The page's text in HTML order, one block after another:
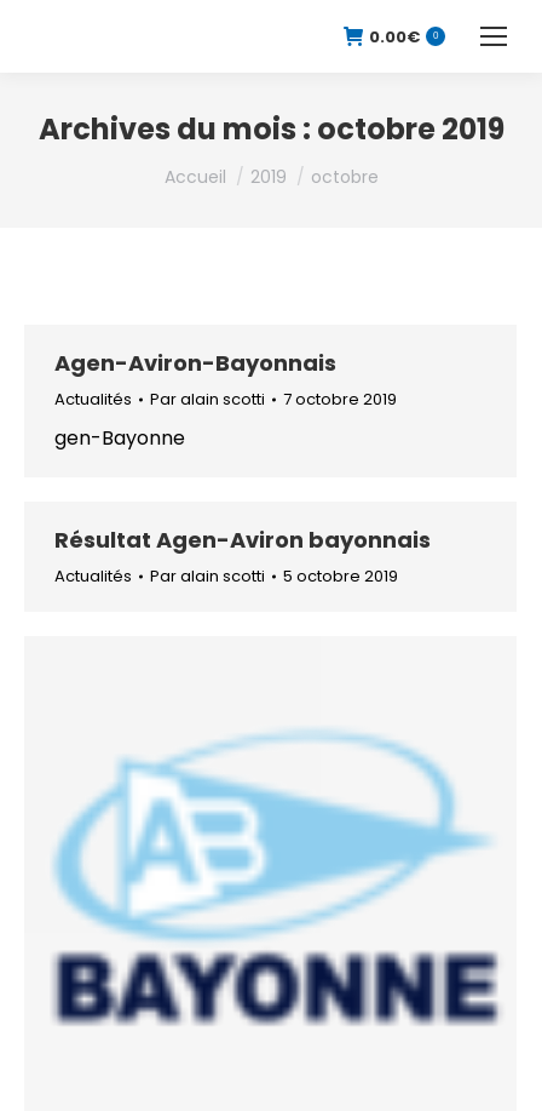
0.00€ 0
Archives du mois : octobre 2019
Vous êtes ici :
Accueil 2019 octobre
Agen-Aviron-Bayonnais
Actualités Paralain scotti 7 octobre 2019
gen-Bayonne
Résultat Agen-Aviron bayonnais
Actualités Paralain scotti 5 octobre 2019